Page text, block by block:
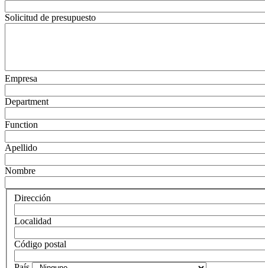
Solicitud de presupuesto
Empresa
Department
Function
Apellido
Nombre
Dirección
Localidad
Código postal